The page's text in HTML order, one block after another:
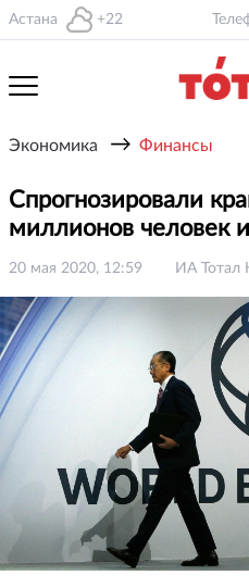
Астана +22
Экономика → Финансы
Спрогнозировали
миллионов человек
20 мая 2020, 12:59 ИА Тотал